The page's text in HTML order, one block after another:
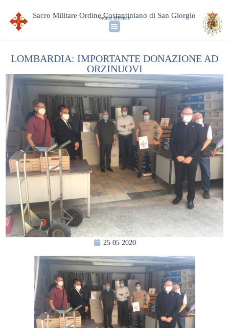
Sacro Militare Ordine Costantiniano di San Giorgio
ordine ufficiale
LOMBARDIA: IMPORTANTE DONAZIONE AD
ORZINUOVI
25 05 2020